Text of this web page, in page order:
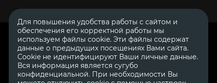
© 2007—2026 «Диалог Авто» — автосалон. Все права защищены.
Обращаем Ваше внимание на то, что данный Интернет-сайт
носит исключительно информационный характер и ни при
каких условиях не является публичной офертой, определяемой
ОГРН 1111644005153
ИНН 1644062657
Для повышения удобства работы с сайтом и
обеспечения его корректной работы мы
используем файлы cookie. Эти файлы содержат
данные о предыдущих посещениях Вами сайта.
Cookie не идентифицируют Ваши личные данные.
Вся информация является сугубо
конфиденциальной. При необходимости Вы